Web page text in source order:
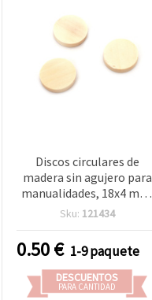
Discos circulares de
madera sin agujero para
manualidades, 18x4 mm,
color madera natural - 10
Sku: 121434
0.50€ 1-9 paquete
DESCUENTOS
PARA CANTIDAD